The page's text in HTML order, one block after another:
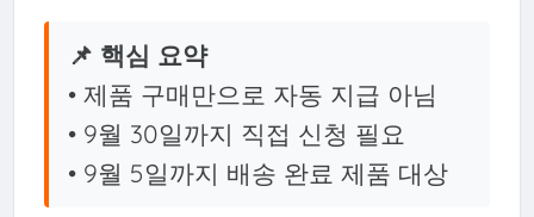
📌 핵심 요약
• 제품 구매만으로 자동 지급 아님
• 9월 30일까지 직접 신청 필요
• 9월 5일까지 배송 완료 제품 대상